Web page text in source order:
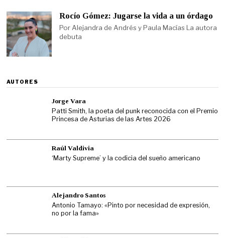
Rocío Gómez: Jugarse la vida a un órdago
Por Alejandra de Andrés y Paula Macías La autora
debuta
AUTORES
Jorge Vara
Patti Smith, la poeta del punk reconocida con el Premio
Princesa de Asturias de las Artes 2026
Raúl Valdivia
‘Marty Supreme’ y la codicia del sueño americano
Alejandro Santos
Antonio Tamayo: «Pinto por necesidad de expresión,
no por la fama»